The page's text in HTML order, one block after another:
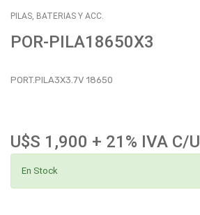
PILAS, BATERIAS Y ACC.
POR-PILA18650X3
PORT.PILA3X3.7V 18650
U$S 1,900 + 21% IVA C/U
En Stock